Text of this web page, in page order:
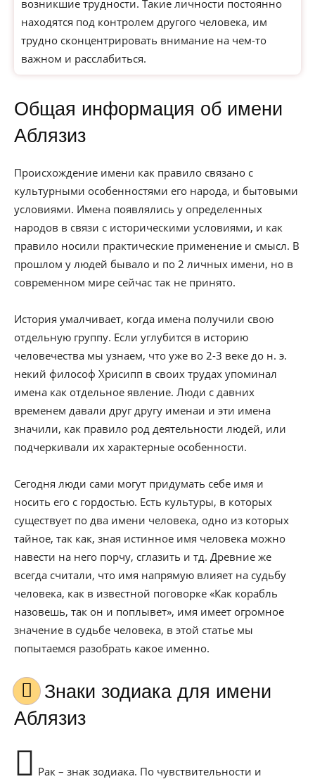
возникшие трудности. Такие личности постоянно
находятся под контролем другого человека, им
трудно сконцентрировать внимание на чем-то
важном и расслабиться.
Общая информация об имени
Аблязиз
Происхождение имени как правило связано с
культурными особенностями его народа, и бытовыми
условиями. Имена появлялись у определенных
народов в связи с историческими условиями, и как
правило носили практические применение и смысл. В
прошлом у людей бывало и по 2 личных имени, но в
современном мире сейчас так не принято.
История умалчивает, когда имена получили свою
отдельную группу. Если углубится в историю
человечества мы узнаем, что уже во 2-3 веке до н. э.
некий философ Хрисипп в своих трудах упоминал
имена как отдельное явление. Люди с давних
временем давали друг другу именаи и эти имена
значили, как правило род деятельности людей, или
подчеркивали их характерные особенности.
Сегодня люди сами могут придумать себе имя и
носить его с гордостью. Есть культуры, в которых
существует по два имени человека, одно из которых
тайное, так как, зная истинное имя человека можно
навести на него порчу, сглазить и тд. Древние же
всегда считали, что имя напрямую влияет на судьбу
человека, как в известной поговорке «Как корабль
назовешь, так он и поплывет», имя имеет огромное
значение в судьбе человека, в этой статье мы
попытаемся разобрать какое именно.
Знаки зодиака для имени
Аблязиз
Рак – знак зодиака. По чувствительности и